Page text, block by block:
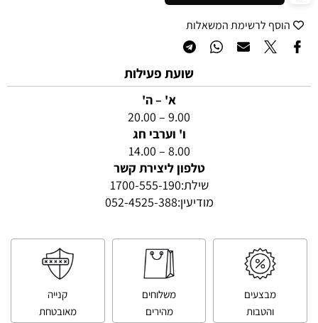
הוסף לרשימת המשאלות
שועת פעילות
א' – ה'
9.00 – 20.00
ו' וערבי חג
8.00 – 14.00
טלפון ליצירת קשר
שילת:1700-555-190
מודיעין:052-4525-388
מבצעים
והטבות
משלוחים
מהירים
קנייה
מאובטחת